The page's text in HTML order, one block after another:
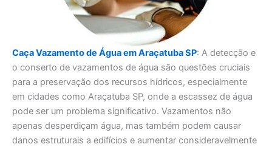
Caça Vazamento de Água em Araçatuba SP: A detecção e
o conserto de vazamentos de água são questões cruciais
para a preservação dos recursos hídricos, especialmente
em cidades como Araçatuba SP, onde a escassez de água
pode ser um problema significativo. Vazamentos não
apenas desperdiçam água, mas também podem causar
danos estruturais a edifícios e aumentar consideravelmente